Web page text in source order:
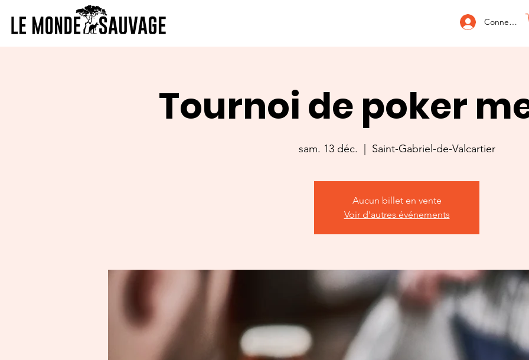
Connexion
Tournoi de poker
sam. 13 déc.
  |
Saint-Gabriel-de-Valcartier
Aucun billet en vente
Voir d'autres événements